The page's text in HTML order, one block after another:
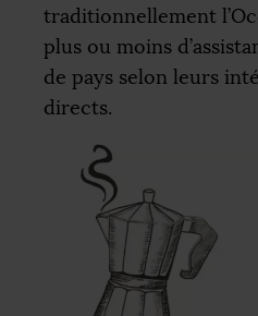
traditionnellement
plus ou moins
de pays selon leurs
directs.